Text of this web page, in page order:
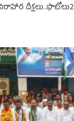
దీక్షలు..ఫొటోలు2